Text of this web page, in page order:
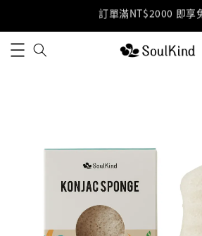
加入LINE好友 獲得免運優惠